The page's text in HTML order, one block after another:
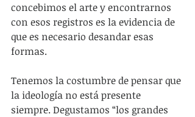
concebimos el arte y encontrarnos
con esos registros es la evidencia de
que es necesario desandar esas
formas.
Tenemos la costumbre de pensar que
la ideología no está presente
siempre. Degustamos “los grandes